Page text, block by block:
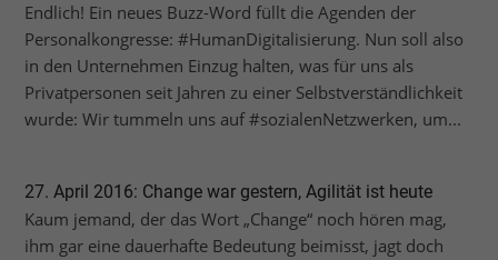
Endlich! Ein neues Buzz-Word füllt die Agenden der
Personalkongresse: #HumanDigitalisierung. Nun soll also
in den Unternehmen Einzug halten, was für uns als
Privatpersonen seit Jahren zu einer Selbstverständlichkeit
wurde: Wir tummeln uns auf #sozialenNetzwerken, um...
27. April 2016: Change war gestern, Agilität ist heute
Kaum jemand, der das Wort „Change“ noch hören mag,
ihm gar eine dauerhafte Bedeutung beimisst, jagt doch